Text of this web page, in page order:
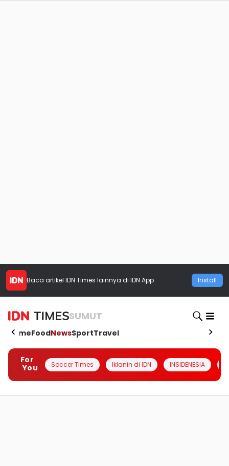
Baca artikel IDN Times lainnya di IDN App Install
SUMUT
HomeFoodNewsSportTravel
For
You
Soccer Times Iklanin di IDN INSIDENESIA